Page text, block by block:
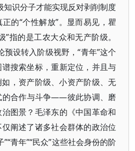
知识分子才能实现反对剥削制度
的“个性解放”。显而易见，瞿
”指的是工农大众和无产阶级。
设转入阶级视野，“青年”这个
搜索坐标，重新定位，并且与
，资产阶级、小资产阶级、无
的合作与斗争——彼此协调、磨
图景？毛泽东的《中国革命和
阐述了诸多社会群体的政治位
青年”“民众”这些社会身份的阶